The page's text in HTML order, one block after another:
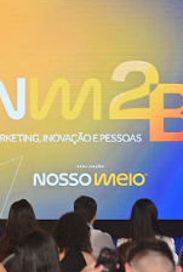
“Nós não
como temos em
de dengue, influenza
com um vírus
que outros
ele, é uma
podendo gerar um
de saúde.